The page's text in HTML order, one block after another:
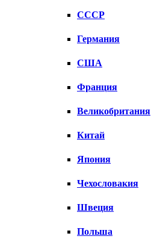
СССР
Германия
США
Франция
Великобритания
Китай
Япония
Чехословакия
Швеция
Польша